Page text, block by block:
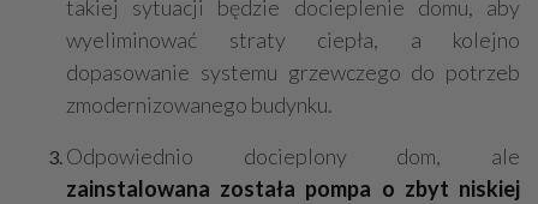
takiej sytuacji będzie docieplenie domu, aby
wyeliminować straty ciepła, a kolejno
dopasowanie systemu grzewczego do potrzeb
zmodernizowanego budynku.
Odpowiednio docieplony dom, ale
zainstalowana została pompa o zbyt niskiej